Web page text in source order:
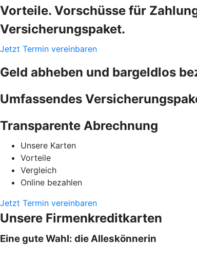
Vorteile. Vorschüsse für
Versicherungspaket.
Jetzt Termin vereinbaren
Geld abheben und bargeldlos
Umfassendes
Transparente Abrechnung
Unsere Karten
Vorteile
Vergleich
Online bezahlen
Jetzt Termin vereinbaren
Unsere Firmenkreditkarten
Eine gute Wahl: die Alleskönnerin